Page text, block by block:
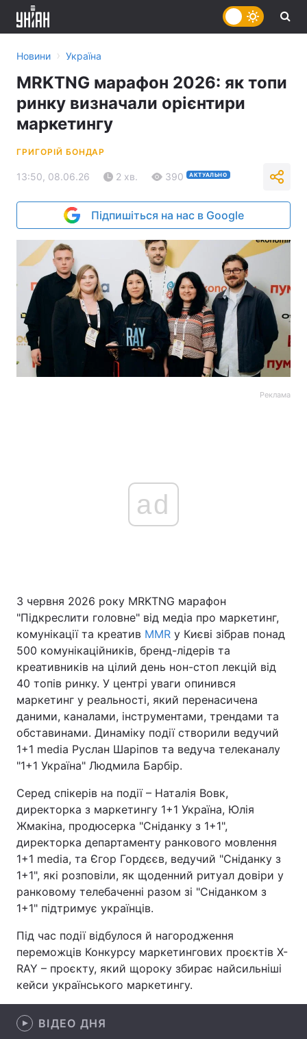
Головна Війна
Україна Політика
Економіка Світ
Спорт Наука
Техно і зв'язок Лайт
Зброя Інциденти
Здоров'я
Цікавинки Погода
Екологія
Лонгріди
Відео з Youtube Статті
Інтерв'ю
Новини › Україна
MRKTNG марафон 2026: як топи
ринку визначали орієнтири
маркетингу
ГРИГОРІЙ БОНДАР
13:50, 08.06.26 2 хв. 390 АКТУАЛЬНО
Підпишіться на нас в Google
Реклама
ad
3 червня 2026 року MRKTNG марафон
"Підкреслити головне" від медіа про маркетинг,
комунікації та креатив MMR у Києві зібрав понад
500 комунікаційників, бренд-лідерів та
креативників на цілий день нон-стоп лекцій від
40 топів ринку. У центрі уваги опинився
маркетинг у реальності, який перенасичена
даними, каналами, інструментами, трендами та
обставинами. Динаміку події створили ведучий
1+1 media Руслан Шаріпов та ведуча телеканалу
"1+1 Україна" Людмила Барбір.
Серед спікерів на події – Наталія Вовк,
директорка з маркетингу 1+1 Україна, Юлія
Жмакіна, продюсерка "Сніданку з 1+1",
директорка департаменту ранкового мовлення
1+1 media, та Єгор Гордєєв, ведучий "Сніданку з
1+1", які розповіли, як щоденний ритуал довіри у
ранковому телебаченні разом зі "Сніданком з
1+1" підтримує українців.
Під час події відбулося й нагородження
переможців Конкурсу маркетингових проєктів X-
RAY – проєкту, який щороку збирає найсильніші
кейси українського маркетингу.
ВІДЕО ДНЯ